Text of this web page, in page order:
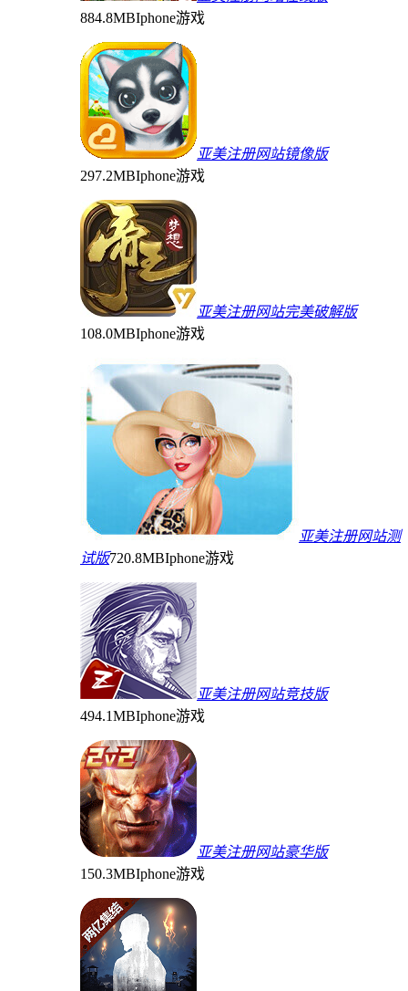
884.8MBIphone游戏
亚美注册网站镜像版
297.2MBIphone游戏
亚美注册网站完美破解版
108.0MBIphone游戏
亚美注册网站测
试版720.8MBIphone游戏
亚美注册网站竞技版
494.1MBIphone游戏
亚美注册网站豪华版
150.3MBIphone游戏